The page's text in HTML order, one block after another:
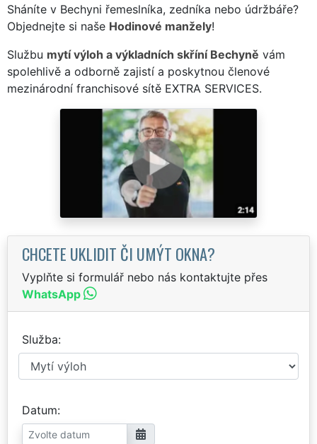
Sháníte v Bechyni řemeslníka, zedníka nebo údržbáře?
Objednejte si naše Hodinové manžely!
Službu mytí výloh a výkladních skříní Bechyně vám
spolehlivě a odborně zajistí a poskytnou členové
mezinárodní franchisové sítě EXTRA SERVICES.
CHCETE UKLIDIT ČI UMÝT OKNA?
Vyplňte si formulář nebo nás kontaktujte přes
WhatsApp
Služba
Datum